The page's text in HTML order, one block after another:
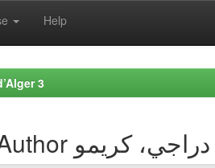
Help
3
Browsing by Author دراجي، كريمو